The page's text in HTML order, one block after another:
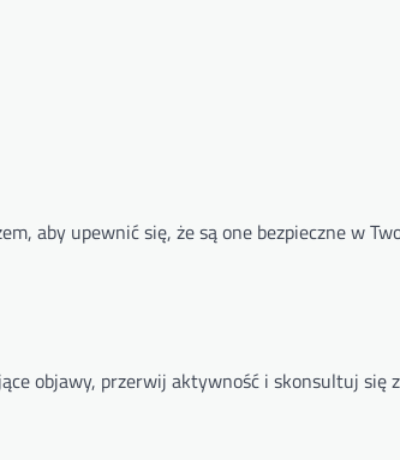
aby upewnić się, że są one bezpieczne w
objawy, przerwij aktywność i skonsultuj się